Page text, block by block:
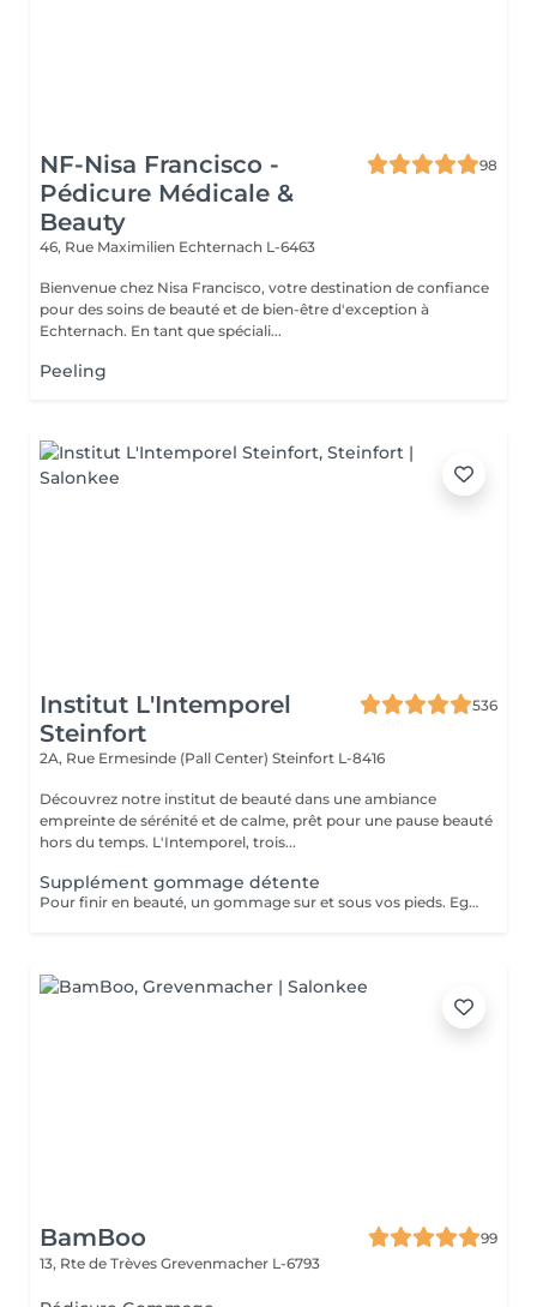
NF-Nisa Francisco -
Pédicure Médicale &
Beauty
98
46, Rue Maximilien Echternach L-6463
Bienvenue chez Nisa Francisco, votre destination de confiance
pour des soins de beauté et de bien-être d'exception à
Echternach. En tant que spéciali...
Peeling
Institut L'Intemporel
Steinfort
536
2A, Rue Ermesinde (Pall Center) Steinfort L-8416
Découvrez notre institut de beauté dans une ambiance
empreinte de sérénité et de calme, prêt pour une pause beauté
hors du temps. L'Intemporel, trois...
Supplément gommage détente
Pour finir en beauté, un gommage sur et sous vos pieds. Egalement entre les orteils. Pour une meilleure pénétration de la crème pieds. Uniquement avec un service de beauté des pieds / pédicure effectué à l'institut le même jour.
BamBoo
99
13, Rte de Trèves Grevenmacher L-6793